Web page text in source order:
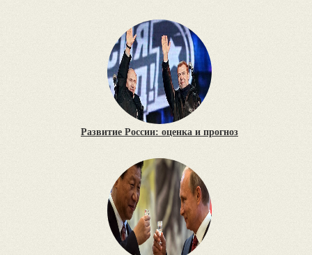
Развитие России: оценка и прогноз